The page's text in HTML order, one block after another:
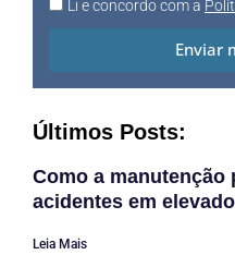
Li e concordo com a
Enviar
Últimos Posts:
Como a manutenção
acidentes em
Leia Mais